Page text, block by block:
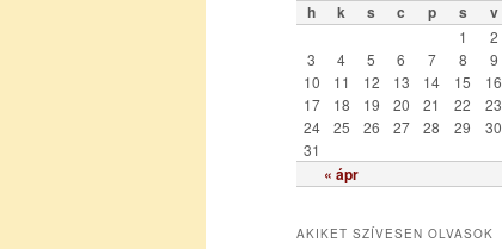
r
h k s c p s v
« ápr
1
2
3
4 5 6 7 8
9
10
11 12 13 14 15
16
17
18 19 20 21 22
23
24
25 26 27 28 29
30
31
AKIKET SZÍVESEN OLVASOK